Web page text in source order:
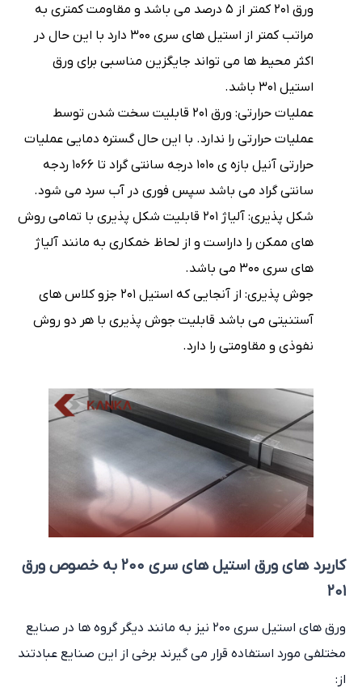
ورق ۲۰۱ کمتر از ۵ درصد می باشد و مقاومت کمتری به
مراتب کمتر از استیل های سری ۳۰۰ دارد با این حال در
اکثر محیط ها می تواند جایگزین مناسبی برای ورق
استیل ۳۰۱ باشد.
عملیات حرارتی: ورق ۲۰۱ قابلیت سخت شدن توسط
عملیات حرارتی را ندارد. با این حال گستره دمایی عملیات
حرارتی آنیل بازه ی ۱۰۱۰ درجه سانتی گراد تا ۱۰۶۶ ردجه
سانتی گراد می باشد سپس فوری در آب سرد می شود.
شکل پذیری: آلیاژ ۲۰۱ قابلیت شکل پذیری با تمامی روش
های ممکن را داراست و از لحاظ خمکاری به مانند آلیاژ
های سری ۳۰۰ می باشد.
جوش پذیری: از آنجایی که استیل ۲۰۱ جزو کلاس های
آستنیتی می باشد قابلیت جوش پذیری با هر دو روش
نفوذی و مقاومتی را دارد.
کاربرد های ورق استیل های سری ۲۰۰ به خصوص ورق
۲۰۱
ورق های استیل سری ۲۰۰ نیز به مانند دیگر گروه ها در صنایع
مختلفی مورد استفاده قرار می گیرند برخی از این صنایع عبادتند
از: